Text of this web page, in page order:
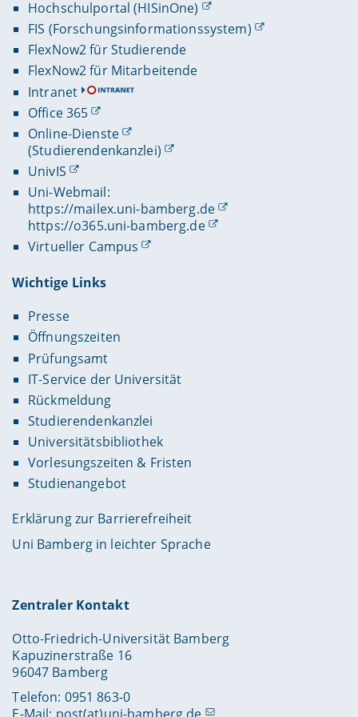
Hochschulportal (HISinOne)
FIS (Forschungsinformationssystem)
FlexNow2 für Studierende
FlexNow2 für Mitarbeitende
Intranet
Office 365
Online-Dienste
(Studierendenkanzlei)
UnivIS
Uni-Webmail:
https://mailex.uni-bamberg.de
https://o365.uni-bamberg.de
Virtueller Campus
Wichtige Links
Presse
Öffnungszeiten
Prüfungsamt
IT-Service der Universität
Rückmeldung
Studierendenkanzlei
Universitätsbibliothek
Vorlesungszeiten & Fristen
Studienangebot
Erklärung zur Barrierefreiheit
Uni Bamberg in leichter Sprache
Zentraler Kontakt
Otto-Friedrich-Universität Bamberg
Kapuzinerstraße 16
96047 Bamberg
Telefon: 0951 863-0